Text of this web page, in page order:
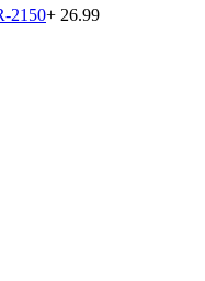
2150+ 26.99